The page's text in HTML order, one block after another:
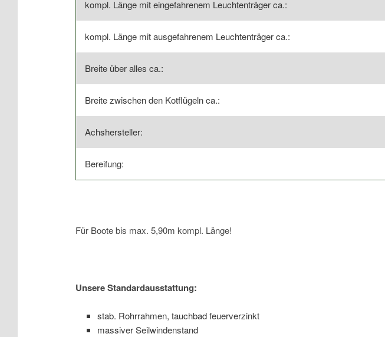
kompl. Länge mit eingefahrenem Leuchtenträger ca.:
kompl. Länge mit ausgefahrenem Leuchtenträger ca.:
Breite über alles ca.:
Breite zwischen den Kotflügeln ca.:
Achshersteller:
Bereifung:
Für Boote bis max. 5,90m kompl. Länge!
Unsere Standardausstattung:
stab. Rohrrahmen, tauchbad feuerverzinkt
massiver Seilwindenstand